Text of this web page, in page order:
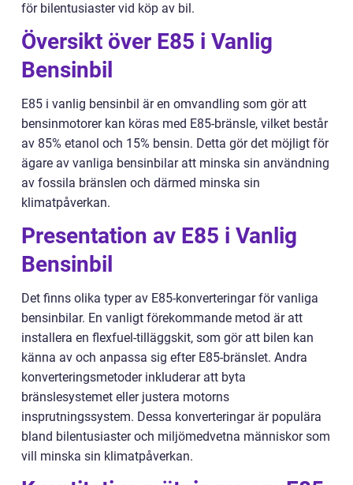
för bilentusiaster vid köp av bil.
Översikt över E85 i Vanlig
Bensinbil
E85 i vanlig bensinbil är en omvandling som gör att
bensinmotorer kan köras med E85-bränsle, vilket består
av 85% etanol och 15% bensin. Detta gör det möjligt för
ägare av vanliga bensinbilar att minska sin användning
av fossila bränslen och därmed minska sin
klimatpåverkan.
Presentation av E85 i Vanlig
Bensinbil
Det finns olika typer av E85-konverteringar för vanliga
bensinbilar. En vanligt förekommande metod är att
installera en flexfuel-tilläggskit, som gör att bilen kan
känna av och anpassa sig efter E85-bränslet. Andra
konverteringsmetoder inkluderar att byta
bränslesystemet eller justera motorns
insprutningssystem. Dessa konverteringar är populära
bland bilentusiaster och miljömedvetna människor som
vill minska sin klimatpåverkan.